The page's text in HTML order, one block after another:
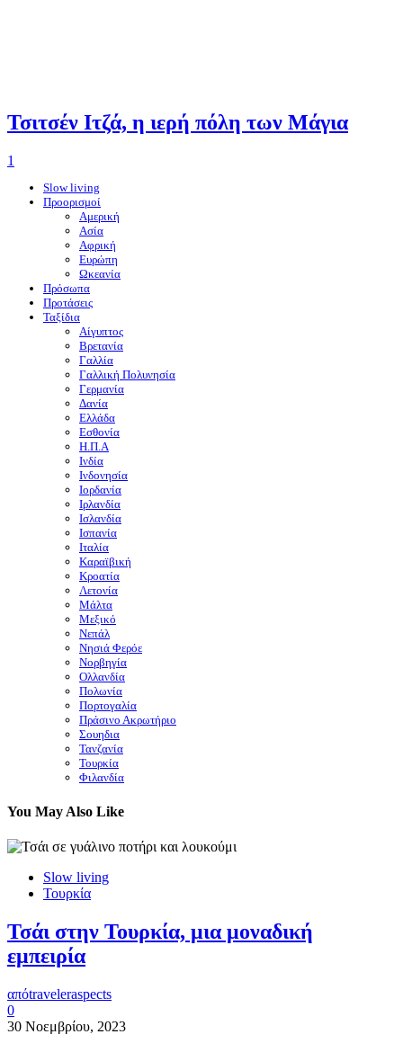
Τσιτσέν Ιτζά, η ιερή πόλη των Μάγια
1
Slow living
Προορισμοί
Αμερική
Ασία
Αφρική
Ευρώπη
Ωκεανία
Πρόσωπα
Προτάσεις
Ταξίδια
Αίγυπτος
Βρετανία
Γαλλία
Γαλλική Πολυνησία
Γερμανία
Δανία
Ελλάδα
Εσθονία
Η.Π.Α
Ινδία
Ινδονησία
Ιορδανία
Ιρλανδία
Ισλανδία
Ισπανία
Ιταλία
Καραϊβική
Κροατία
Λετονία
Μάλτα
Μεξικό
Νεπάλ
Νησιά Φερόε
Νορβηγία
Ολλανδία
Πολωνία
Πορτογαλία
Πράσινο Ακρωτήριο
Σουηδια
Τανζανία
Τουρκία
Φιλανδία
You May Also Like
Slow living
Τουρκία
Τσάι στην Τουρκία, μια μοναδική
εμπειρία
απόtraveleraspects
0
30 Νοεμβρίου, 2023